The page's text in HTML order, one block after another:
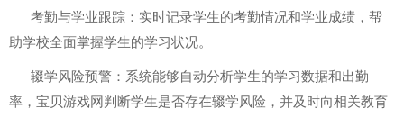
考勤与学业跟踪：实时记录学生的考勤情况和学业成绩，帮
助学校全面掌握学生的学习状况。
辍学风险预警：系统能够自动分析学生的学习数据和出勤
率，宝贝游戏网判断学生是否存在辍学风险，并及时向相关教育